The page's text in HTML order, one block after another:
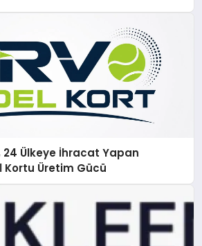
24 Ülkeye İhracat Yapan
Kortu Üretim Gücü